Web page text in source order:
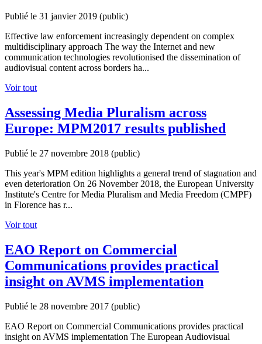
Publié le 31 janvier 2019 (public)
Effective law enforcement increasingly dependent on complex
multidisciplinary approach The way the Internet and new
communication technologies revolutionised the dissemination of
audiovisual content across borders ha...
Voir tout
Assessing Media Pluralism across
Europe: MPM2017 results published
Publié le 27 novembre 2018 (public)
This year's MPM edition highlights a general trend of stagnation and
even deterioration On 26 November 2018, the European University
Institute's Centre for Media Pluralism and Media Freedom (CMPF)
in Florence has r...
Voir tout
EAO Report on Commercial
Communications provides practical
insight on AVMS implementation
Publié le 28 novembre 2017 (public)
EAO Report on Commercial Communications provides practical
insight on AVMS implementation The European Audiovisual